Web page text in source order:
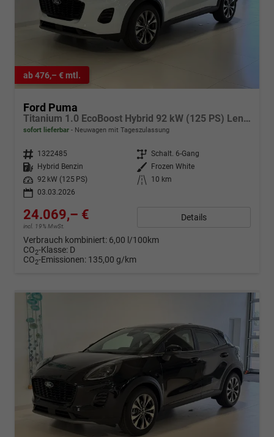
ab 476,– € mtl.
Ford Puma
Titanium 1.0 EcoBoost Hybrid 92 kW (125 PS) Lenkradheizung, Sitzheizung, DAB, Navigationssystem, Radio, Apple CarPlay, Android Auto, Einparkhilfe hinten, Rückfahrkamera, Verkehrsschild-Erkennungssystem, 17"-LM-Felgen, uvm.
sofort lieferbar Neuwagen mit Tageszulassung
Fahrzeugnr. 1322485 Getriebe Schalt. 6-Gang
Kraftstoff
Hybrid Benzin Außenfarbe
Frozen White
Leistung
92 kW (125 PS) Kilometerstand
10 km
03.03.2026
24.069,– €
incl. 19% MwSt.
Details
Verbrauch kombiniert: 6,00 l/100km
CO2-Klasse: D
CO2-Emissionen: 135,00 g/km